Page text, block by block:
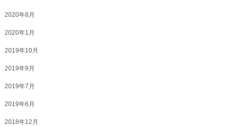
2020年8月
2020年1月
2019年10月
2019年9月
2019年7月
2019年6月
2018年12月